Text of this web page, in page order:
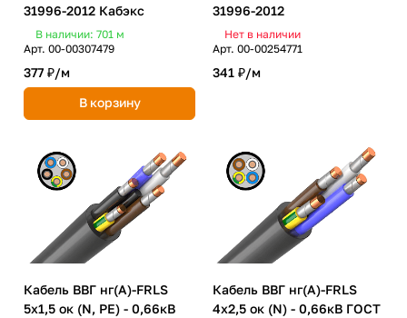
31996-2012 Кабэкс
В наличии: 701 м
Арт. 00-00307479
377 ₽/м
В корзину
31996-2012
Нет в наличии
Арт. 00-00254771
341 ₽/м
Кабель ВВГ нг(А)-FRLS
5х1,5 ок (N, PE) - 0,66кВ
Кабель ВВГ нг(А)-FRLS
4х2,5 ок (N) - 0,66кВ ГОСТ